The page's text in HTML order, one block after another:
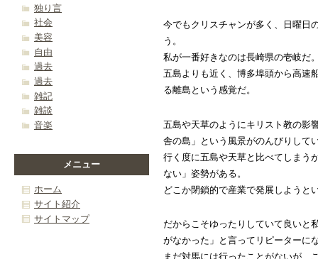
今でもクリスチャンが多く、日曜日
う。
私が一番好きなのは長崎県の壱岐だ
五島よりも近く、博多埠頭から高速
る離島という感覚だ。
五島や天草のようにキリスト教の影
舎の島」という風景がのんびりして
行く度に五島や天草と比べてしまう
ない」姿勢がある。
どこか閉鎖的で産業で発展しようと
だからこそゆったりしていて良いと
がなかった」と言ってリピーターに
まだ対馬には行ったことがないが、
独り言
社会
美容
自由
過去
過去
雑記
雑談
音楽
メニュー
ホーム
サイト紹介
サイトマップ